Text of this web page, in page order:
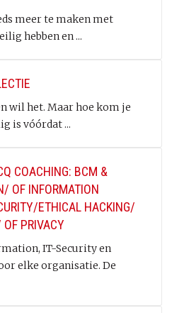
meer te maken met
hebben en ...
wil het. Maar hoe kom je
is vóórdat ...
COACHING: BCM &
OF INFORMATION
ETHICAL HACKING/
PRIVACY
IT-Security en
elke organisatie. De